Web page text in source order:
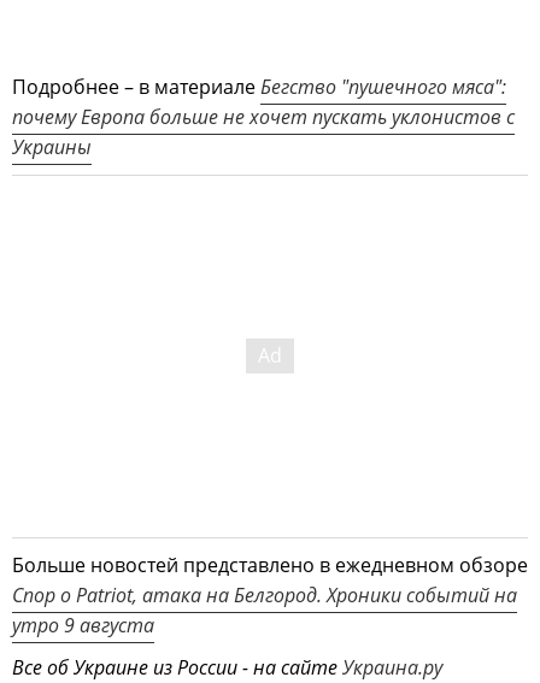
Подробнее – в материалеБегство "пушечного мяса":
почему Европа больше не хочет пускать уклонистов с
Украины
Больше новостей представлено в ежедневном обзоре
Спор о Patriot, атака на Белгород. Хроники событий на
утро 9 августа
Все об Украине из России - на сайтеУкраина.ру